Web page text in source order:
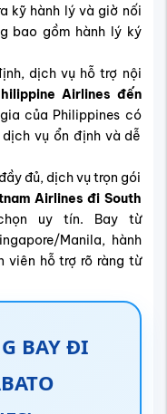
kỹ hành lý và giờ nối
bao gồm hành lý ký
dịch vụ hỗ trợ nội
Airlines đến
của Philippines có
vụ ổn định và dễ
đủ, dịch vụ trọn gói
Airlines đi South
uy tín. Bay từ
Manila, hành
viên hỗ trợ rõ ràng từ
BAY ĐI